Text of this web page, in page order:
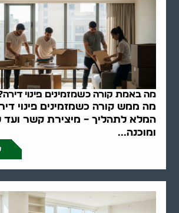
מה באמת קורה כשמזמינים פינוי
מה ממש קורה כשמזמינים פינוי
המלא לתהליך – מיצירת קשר ועד
ומוכנה...